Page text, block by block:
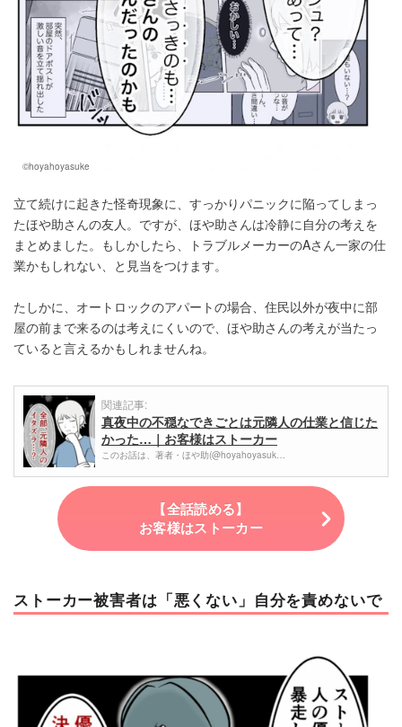
©hoyahoyasuke
立て続けに起きた怪奇現象に、すっかりパニックに陥ってしまっ
たほや助さんの友人。ですが、ほや助さんは冷静に自分の考えを
まとめました。もしかしたら、トラブルメーカーのAさん一家の仕
業かもしれない、と見当をつけます。
たしかに、オートロックのアパートの場合、住民以外が夜中に部
屋の前まで来るのは考えにくいので、ほや助さんの考えが当たっ
ていると言えるかもしれませんね。
関連記事:
真夜中の不穏なできごとは元隣人の仕業と信じた
かった…｜お客様はストーカー
このお話は、著者・ほや助(@hoyahoyasuk…
【全話読める】
お客様はストーカー
ストーカー被害者は「悪くない」自分を責めないで